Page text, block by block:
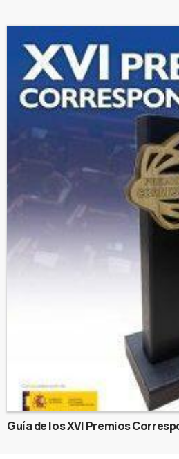
Guía de los XVI Premios